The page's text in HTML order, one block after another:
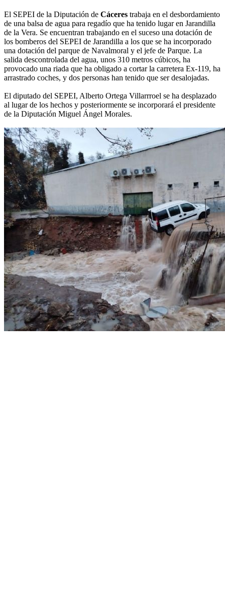
El SEPEI de la Diputación de Cáceres trabaja en el desbordamiento
de una balsa de agua para regadío que ha tenido lugar en Jarandilla
de la Vera. Se encuentran trabajando en el suceso una dotación de
los bomberos del SEPEI de Jarandilla a los que se ha incorporado
una dotación del parque de Navalmoral y el jefe de Parque. La
salida descontrolada del agua, unos 310 metros cúbicos, ha
provocado una riada que ha obligado a cortar la carretera Ex-119, ha
arrastrado coches, y dos personas han tenido que ser desalojadas.
El diputado del SEPEI, Alberto Ortega Villarrroel se ha desplazado
al lugar de los hechos y posteriormente se incorporará el presidente
de la Diputación Miguel Ángel Morales.